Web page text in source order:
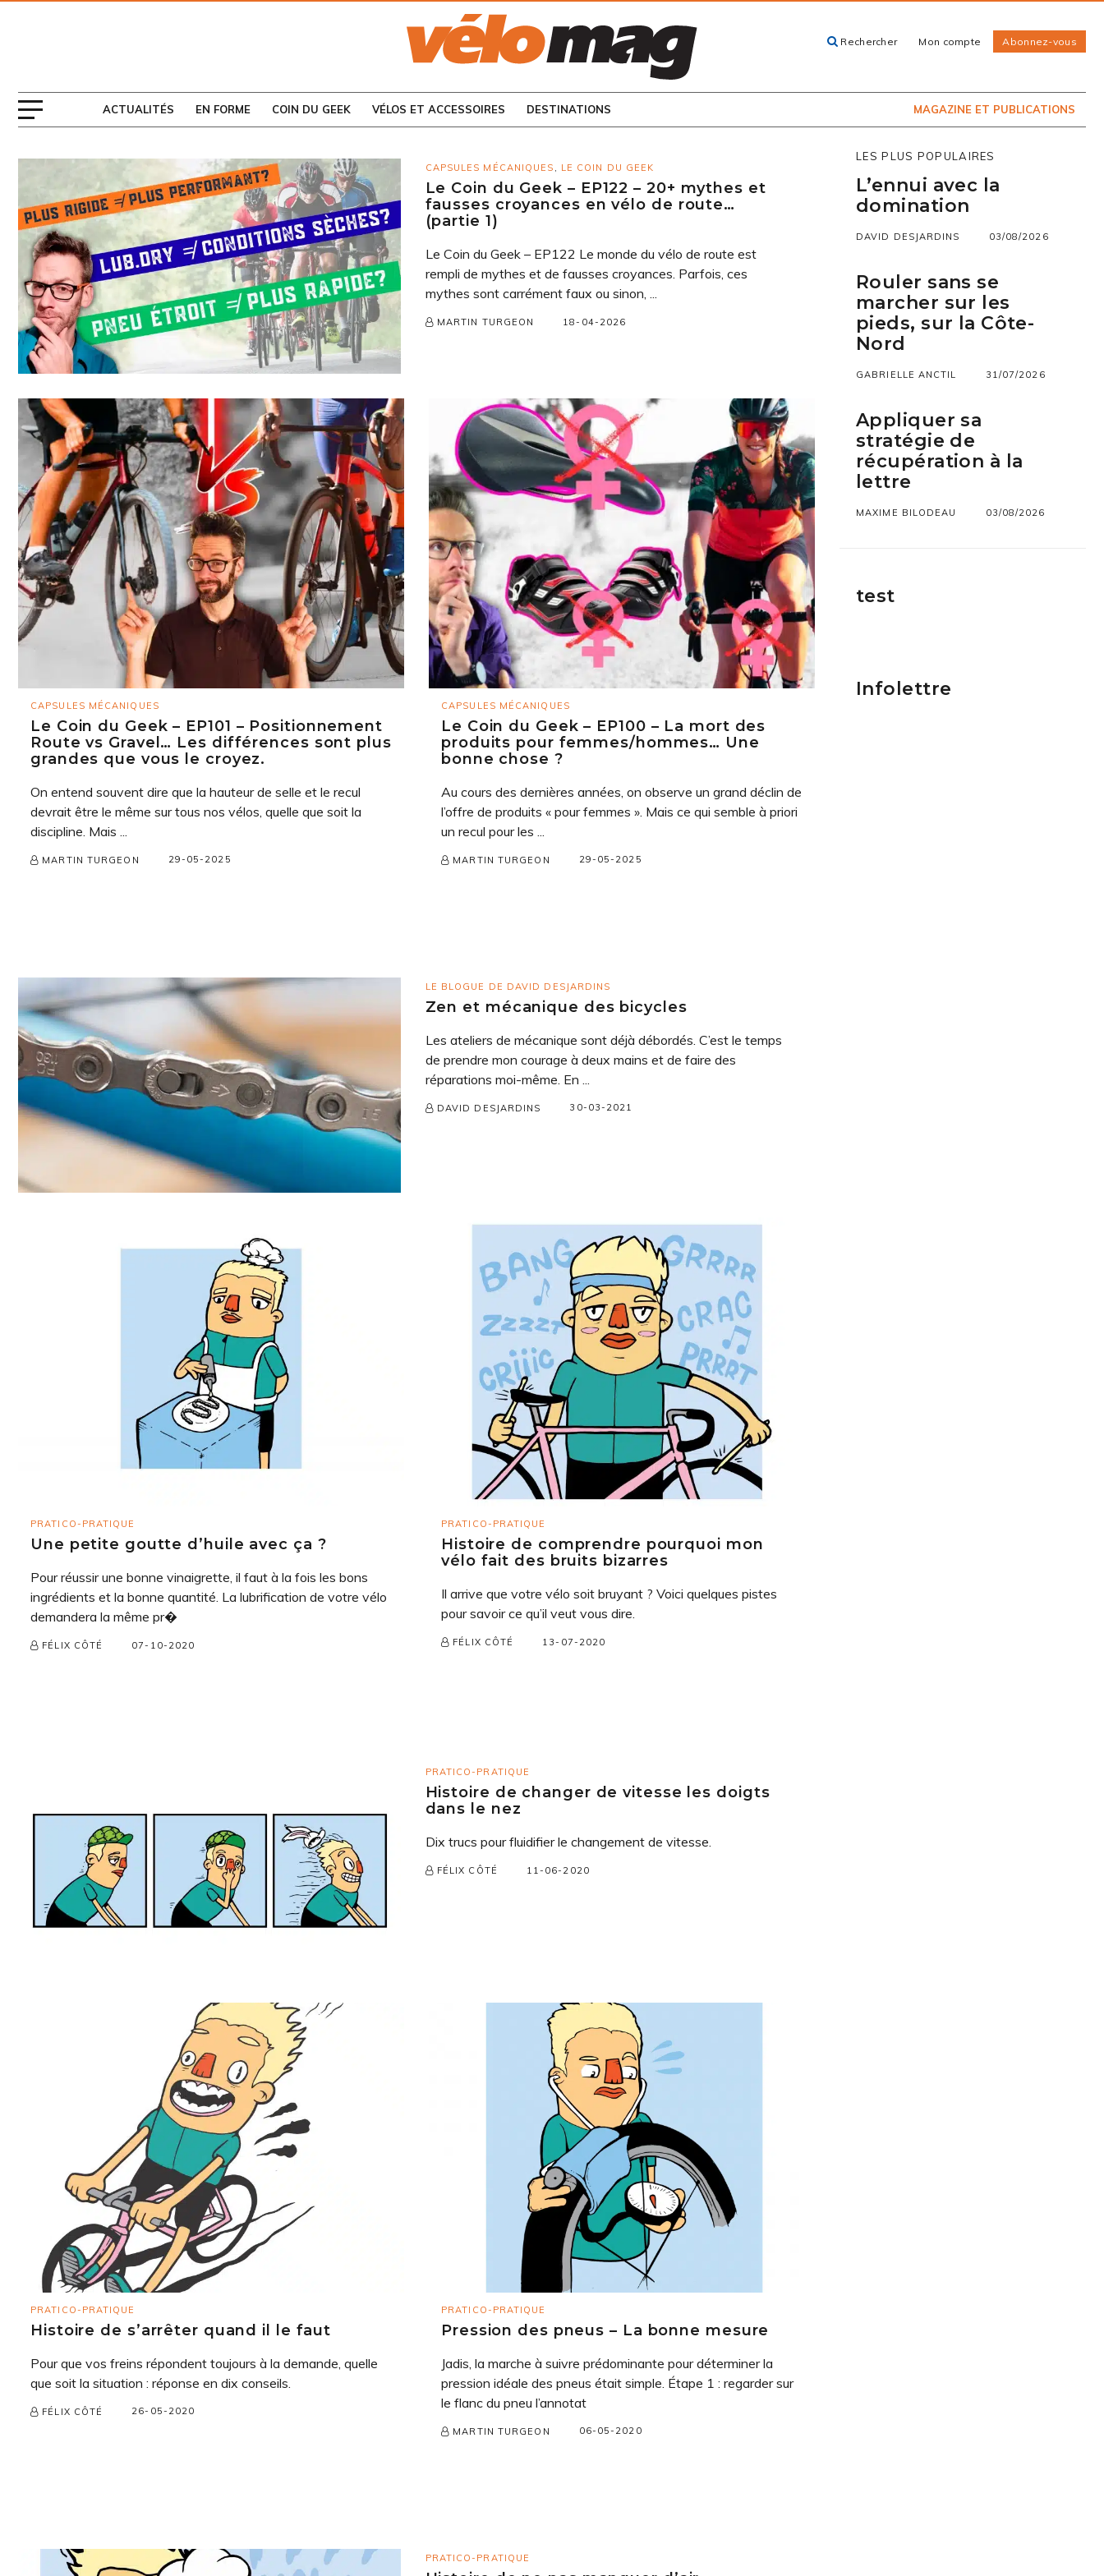
Rechercher Mon compte Abonnez-vous
ACTUALITÉS EN FORME COIN DU GEEK VÉLOS ET ACCESSOIRES DESTINATIONS MAGAZINE ET PUBLICATIONS
CONSULTEZ LES
EN KIOSQUE
CAPSULES MÉCANIQUES , LE COIN DU GEEK
Le Coin du Geek – EP122 – 20+ mythes et
fausses croyances en vélo de route…
(partie 1)
Le Coin du Geek – EP122 Le monde du vélo de route est
rempli de mythes et de fausses croyances. Parfois, ces
mythes sont carrément faux ou sinon, ...
MARTIN TURGEON 18-04-2026
CAPSULES MÉCANIQUES
Le Coin du Geek – EP101 – Positionnement
Route vs Gravel… Les différences sont plus
grandes que vous le croyez.
On entend souvent dire que la hauteur de selle et le recul
devrait être le même sur tous nos vélos, quelle que soit la
discipline. Mais ...
MARTIN TURGEON 29-05-2025
CAPSULES MÉCANIQUES
Le Coin du Geek – EP100 – La mort des
produits pour femmes/hommes… Une
bonne chose ?
Au cours des dernières années, on observe un grand déclin de
l’offre de produits « pour femmes ». Mais ce qui semble à priori
un recul pour les ...
MARTIN TURGEON 29-05-2025
LE BLOGUE DE DAVID DESJARDINS
Zen et mécanique des bicycles
Les ateliers de mécanique sont déjà débordés. C’est le temps
de prendre mon courage à deux mains et de faire des
réparations moi-même. En ...
DAVID DESJARDINS 30-03-2021
PRATICO-PRATIQUE
Une petite goutte d’huile avec ça ?
Pour réussir une bonne vinaigrette, il faut à la fois les bons
ingrédients et la bonne quantité. La lubrification de votre vélo
demandera la même pr�
FÉLIX CÔTÉ 07-10-2020
PRATICO-PRATIQUE
Histoire de comprendre pourquoi mon
vélo fait des bruits bizarres
Il arrive que votre vélo soit bruyant ? Voici quelques pistes
pour savoir ce qu’il veut vous dire.
FÉLIX CÔTÉ 13-07-2020
PRATICO-PRATIQUE
Histoire de changer de vitesse les doigts
dans le nez
Dix trucs pour fluidifier le changement de vitesse.
FÉLIX CÔTÉ 11-06-2020
PRATICO-PRATIQUE
Histoire de s’arrêter quand il le faut
Pour que vos freins répondent toujours à la demande, quelle
que soit la situation : réponse en dix conseils.
FÉLIX CÔTÉ 26-05-2020
PRATICO-PRATIQUE
Pression des pneus – La bonne mesure
Jadis, la marche à suivre prédominante pour déterminer la
pression idéale des pneus était simple. Étape 1 : regarder sur
le flanc du pneu l’annotat
MARTIN TURGEON 06-05-2020
PRATICO-PRATIQUE
LES PLUS POPULAIRES
L’ennui avec la
domination
DAVID DESJARDINS 03/08/2026
Rouler sans se
marcher sur les
pieds, sur la Côte-
Nord
GABRIELLE ANCTIL 31/07/2026
Appliquer sa
stratégie de
récupération à la
lettre
MAXIME BILODEAU 03/08/2026
test
Infolettre